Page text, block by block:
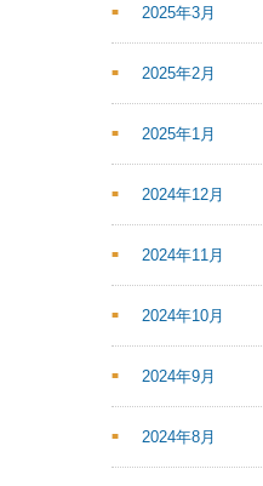
2025年3月
2025年2月
2025年1月
2024年12月
2024年11月
2024年10月
2024年9月
2024年8月